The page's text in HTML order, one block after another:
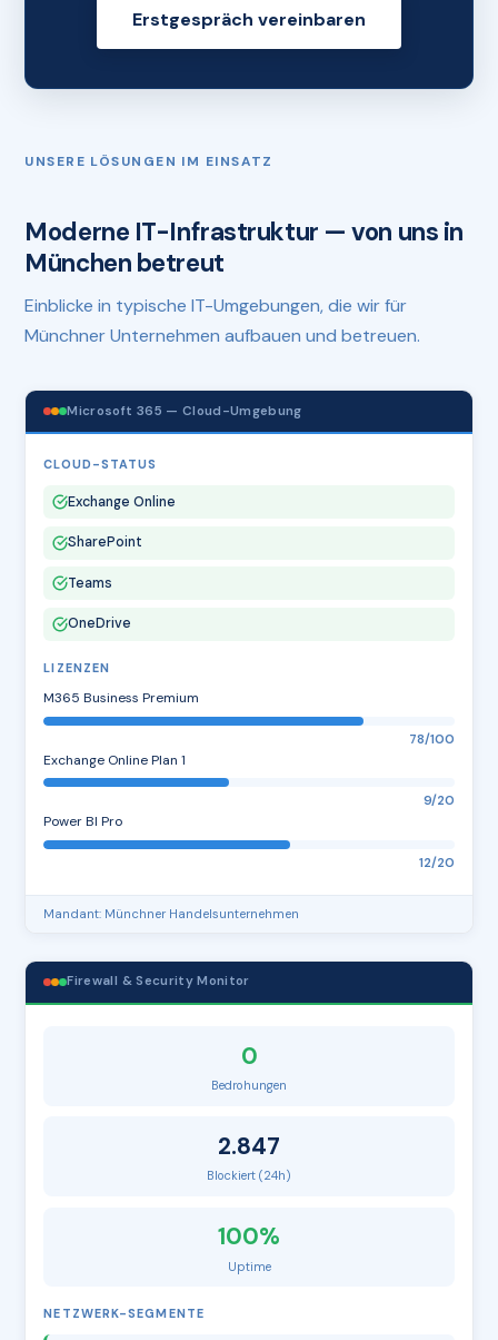
Erstgespräch vereinbaren
UNSERE LÖSUNGEN IM EINSATZ
Moderne IT-Infrastruktur — von uns in
München betreut
Einblicke in typische IT-Umgebungen, die wir für
Münchner Unternehmen aufbauen und betreuen.
Microsoft 365 — Cloud-Umgebung
CLOUD-STATUS
Exchange Online
SharePoint
Teams
OneDrive
LIZENZEN
M365 Business Premium
78/100
Exchange Online Plan 1
9/20
Power BI Pro
12/20
Mandant: Münchner Handelsunternehmen
Firewall & Security Monitor
0
Bedrohungen
2.847
Blockiert (24h)
100%
Uptime
NETZWERK-SEGMENTE